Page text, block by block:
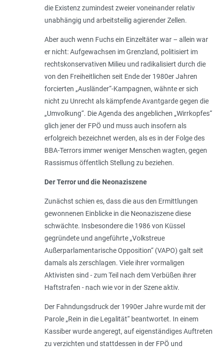
die Existenz zumindest zweier voneinander relativ
unabhängig und arbeitsteilig agierender Zellen.
Aber auch wenn Fuchs ein Einzeltäter war – allein war
er nicht: Aufgewachsen im Grenzland, politisiert im
rechtskonservativen Milieu und radikalisiert durch die
von den Freiheitlichen seit Ende der 1980er Jahren
forcierten „Ausländer“-Kampagnen, wähnte er sich
nicht zu Unrecht als kämpfende Avantgarde gegen die
„Umvolkung“. Die Agenda des angeblichen „Wirrkopfes“
glich jener der FPÖ und muss auch insofern als
erfolgreich bezeichnet werden, als es in der Folge des
BBA-Terrors immer weniger Menschen wagten, gegen
Rassismus öffentlich Stellung zu beziehen.
Der Terror und die Neonaziszene
Zunächst schien es, dass die aus den Ermittlungen
gewonnenen Einblicke in die Neonaziszene diese
schwächte. Insbesondere die 1986 von Küssel
gegründete und angeführte „Volkstreue
Außerparlamentarische Opposition“ (VAPO) galt seit
damals als zerschlagen. Viele ihrer vormaligen
Aktivisten sind - zum Teil nach dem Verbüßen ihrer
Haftstrafen - nach wie vor in der Szene aktiv.
Der Fahndungsdruck der 1990er Jahre wurde mit der
Parole „Rein in die Legalität“ beantwortet. In einem
Kassiber wurde angeregt, auf eigenständiges Auftreten
zu verzichten und stattdessen in der FPÖ und